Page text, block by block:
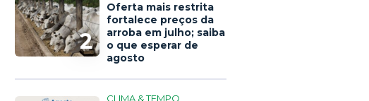
2
Oferta mais restrita
fortalece preços da
arroba em julho; saiba
o que esperar de
agosto
CLIMA & TEMPO